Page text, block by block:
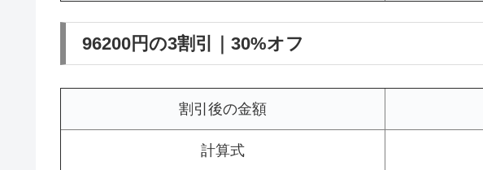
96200円の3割引｜30%オフ
割引後の金額
計算式